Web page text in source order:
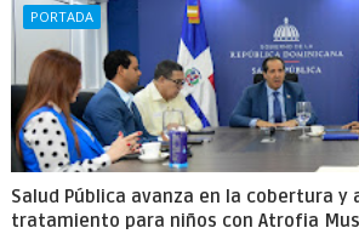
PORTADA
Salud Pública avanza en la cobertura y
tratamiento para niños con Atrofia